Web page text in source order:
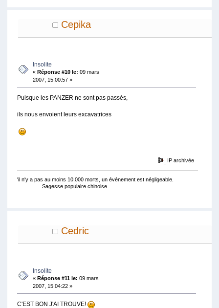
Cepika
Insolite
«Réponse #10 le: 09 mars
2007, 15:00:57 »
Puisque les PANZER ne sont pas passés,
ils nous envoient leurs excavatrices
IP archivée
'il n'y a pas au moins 10.000 morts, un évènement est négligeable.
Sagesse populaire chinoise
Cedric
Insolite
«Réponse #11 le: 09 mars
2007, 15:04:22 »
C'EST BON J'AI TROUVE!